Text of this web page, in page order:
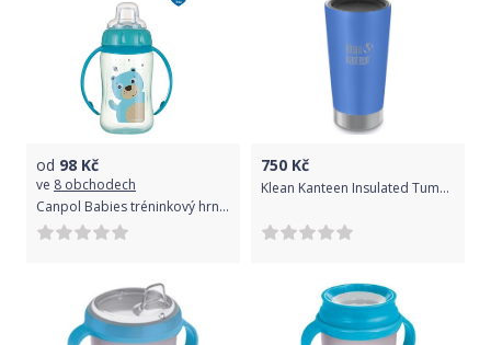
od 98 Kč
ve 8 obchodech
Canpol Babies tréninkový hrníček Cute Animals se silikonovým pítkem a úchyty 56/512_tur
750 Kč
Klean Kanteen Insulated Tumbler - pacific sky 473 ml uni